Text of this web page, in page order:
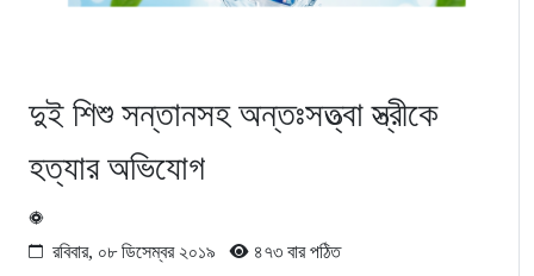
দুই শিশু সন্তানসহ অন্তঃসত্ত্বা স্ত্রীকে
হত্যার অভিযোগ
রবিবার, ০৮ ডিসেম্বর ২০১৯ ৪৭৩ বার পঠিত